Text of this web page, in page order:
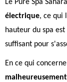
Le Pure Spa
électrique, ce qui
hauteur du spa est
suffisant pour
En ce qui